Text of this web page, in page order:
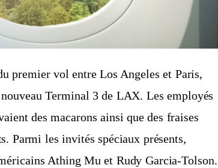
premier vol entre Los Angeles et Paris,
Terminal 3 de LAX. Les employés
des macarons ainsi que des fraises
Parmi les invités spéciaux présents,
Athing Mu et Rudy Garcia-Tolson.